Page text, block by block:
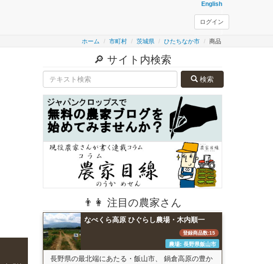
English
ログイン
ホーム 市町村 茨城県 ひたちなか市 商品
🔎 サイト内検索
検索
👨👩 注目の農家さん
なべくら高原 ひぐらし農場・木内順一
登録商品数:15
農場: 長野県飯山市
長野県の最北端にあたる・飯山市、 鍋倉高原の豊か